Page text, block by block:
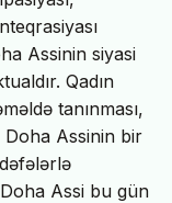
Assinin siyasi
Qadın
tanınması,
Doha Assinin bir
Assi bu gün